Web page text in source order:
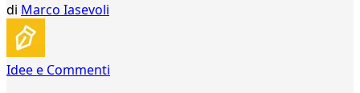
di Marco Iasevoli
Idee e Commenti